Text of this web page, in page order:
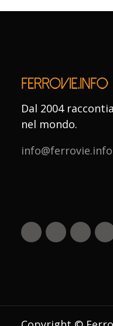
Dal 2004
nel mondo.
info@ferrovie.info